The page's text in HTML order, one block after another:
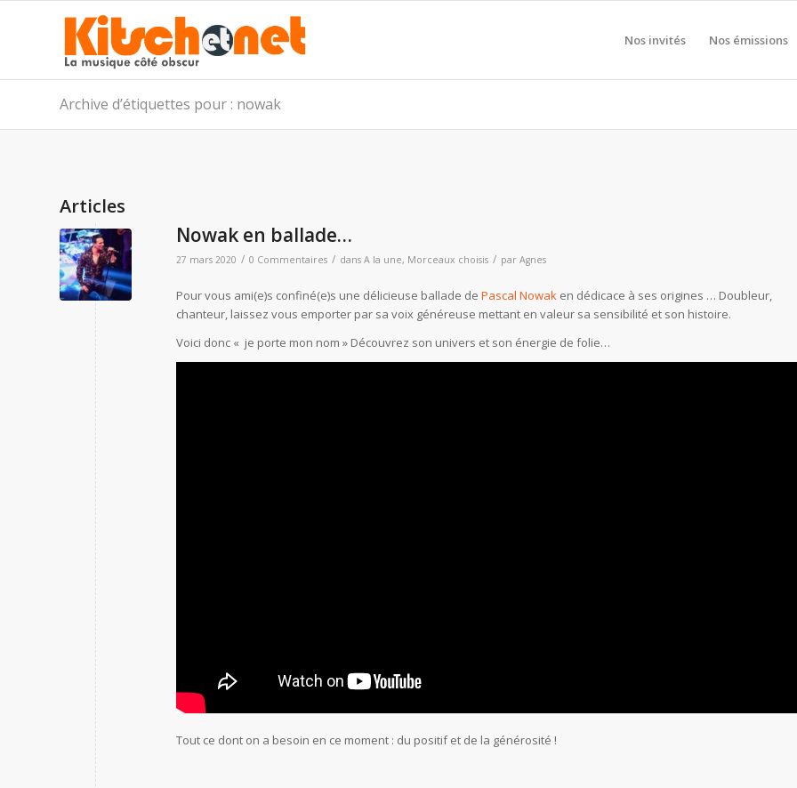
Nos invités Nos émissions
Archive d’étiquettes pour : nowak
Articles
Nowak en ballade…
27 mars 2020 / 0 Commentaires / dans A la une, Morceaux choisis / par Agnes
Pour vous ami(e)s confiné(e)s une délicieuse ballade de Pascal Nowak en dédicace à ses origines … Doubleur,
chanteur, laissez vous emporter par sa voix généreuse mettant en valeur sa sensibilité et son histoire.
Voici donc « je porte mon nom » Découvrez son univers et son énergie de folie…
Tout ce dont on a besoin en ce moment : du positif et de la générosité !